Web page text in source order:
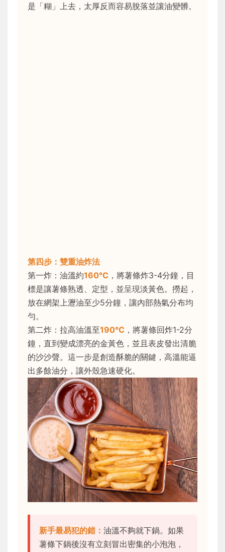
是「糊」上去，太厚反而容易脫落並讓油變髒。
第四步：雙重油炸法
第一炸：油溫約160°C ，將薯條炸3-4分鐘，目
標是讓薯條熟透、定型，並呈現淡黃色。撈起，
放在網架上瀝油至少5分鐘，讓內部熱氣分布均
勻。
第二炸：拉高油溫至190°C ，將薯條回炸1-2分
鐘，直到變成漂亮的金黃色，並且表皮發出清脆
的沙沙聲。這一步是創造酥脆的關鍵，高溫能逼
出多餘油分，讓外殼急速硬化。
新手最易犯的錯： 油溫不夠就下鍋。如果
薯條下鍋後沒有立刻冒出密集的小泡泡，